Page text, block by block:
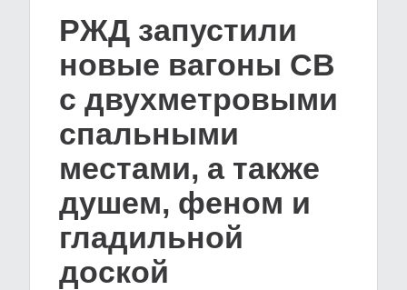
РЖД запустили
новые вагоны СВ
с двухметровыми
спальными
местами, а также
душем, феном и
гладильной
доской